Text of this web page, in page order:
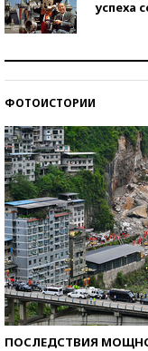
успеха
ФОТОИСТОРИИ
ПОСЛЕДСТВИЯ